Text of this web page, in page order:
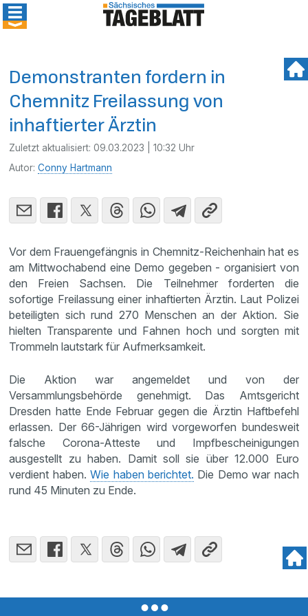
Demonstranten fordern in
Chemnitz Freilassung von
inhaftierter Ärztin
Zuletzt aktualisiert:09.03.2023 | 10:32 Uhr
Autor:Conny Hartmann
Vor dem Frauengefängnis in Chemnitz-Reichenhain hat es
am Mittwochabend eine Demo gegeben - organisiert von
den Freien Sachsen. Die Teilnehmer forderten die
sofortige Freilassung einer inhaftierten Ärztin. Laut Polizei
beteiligten sich rund 270 Menschen an der Aktion. Sie
hielten Transparente und Fahnen hoch und sorgten mit
Trommeln lautstark für Aufmerksamkeit.
Die Aktion war angemeldet und von der
Versammlungsbehörde genehmigt. Das Amtsgericht
Dresden hatte Ende Februar gegen die Ärztin Haftbefehl
erlassen. Der 66-Jährigen wird vorgeworfen bundesweit
falsche Corona-Atteste und Impfbescheinigungen
ausgestellt zu haben. Damit soll sie über 12.000 Euro
verdient haben.Wie haben berichtet. Die Demo war nach
rund 45 Minuten zu Ende.